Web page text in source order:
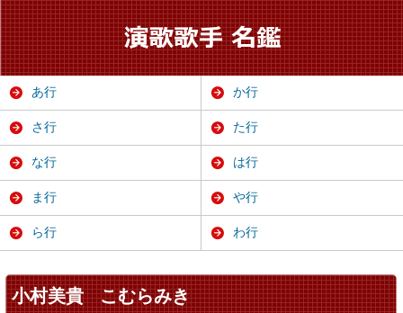
小村美貴 こむらみき
あ行 か行
さ行 た行
な行 は行
ま行 や行
ら行 わ行